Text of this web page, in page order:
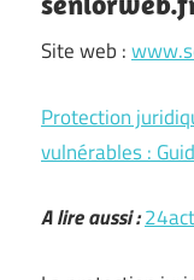
Site web :
Protection
vulnérables :
A lire aussi :